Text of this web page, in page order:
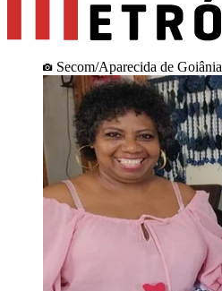
Secom/Aparecida de Goiânia